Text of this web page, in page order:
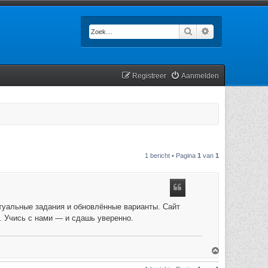
Zoek
Aanmelden
Registreer
1 bericht • Pagina 1 van 1
задания и обновлённые варианты. Сайт
Учись с нами — и сдашь уверенно.
O
m